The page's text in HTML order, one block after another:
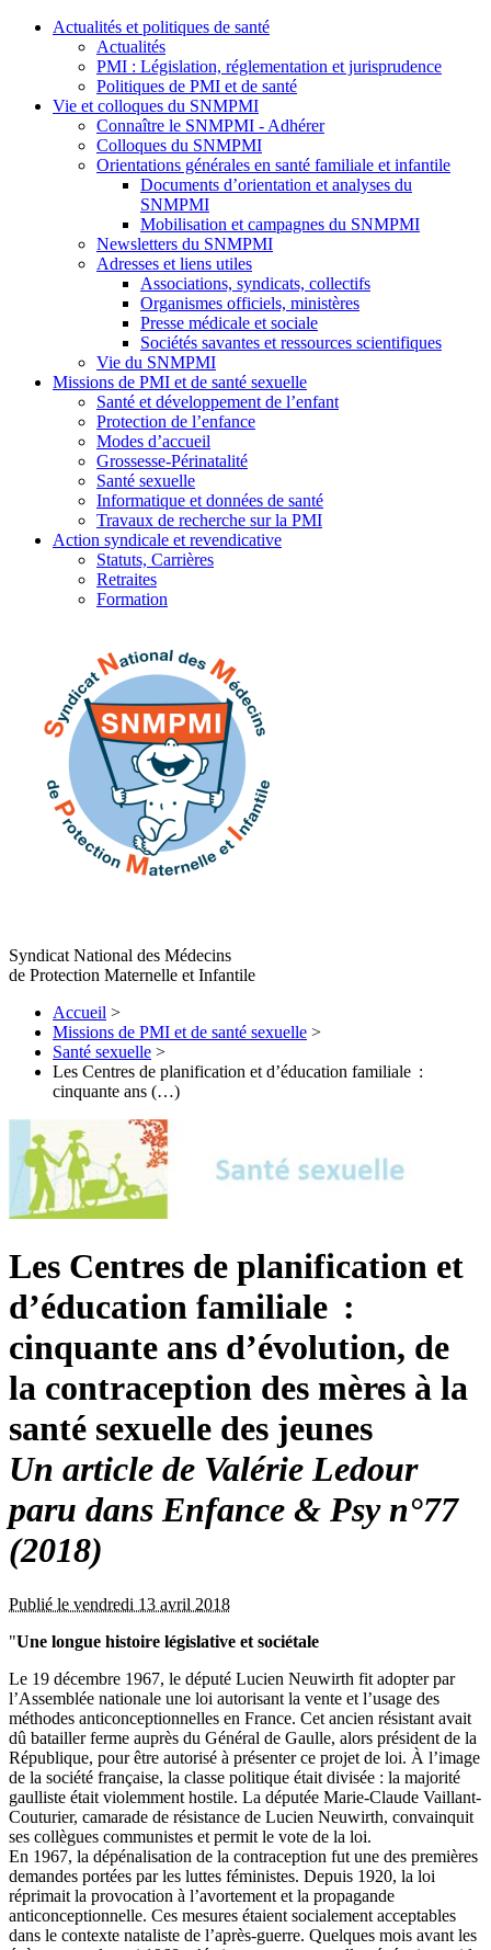
Actualités et politiques de santé
Actualités
PMI : Législation, réglementation et jurisprudence
Politiques de PMI et de santé
Vie et colloques du SNMPMI
Connaître le SNMPMI - Adhérer
Colloques du SNMPMI
Orientations générales en santé familiale et infantile
Documents d’orientation et analyses du
SNMPMI
Mobilisation et campagnes du SNMPMI
Newsletters du SNMPMI
Adresses et liens utiles
Associations, syndicats, collectifs
Organismes officiels, ministères
Presse médicale et sociale
Sociétés savantes et ressources scientifiques
Vie du SNMPMI
Missions de PMI et de santé sexuelle
Santé et développement de l’enfant
Protection de l’enfance
Modes d’accueil
Grossesse-Périnatalité
Santé sexuelle
Informatique et données de santé
Travaux de recherche sur la PMI
Action syndicale et revendicative
Statuts, Carrières
Retraites
Formation
Syndicat National des Médecins
de Protection Maternelle et Infantile
Accueil >
Missions de PMI et de santé sexuelle >
Santé sexuelle >
Les Centres de planification et d’éducation familiale :
cinquante ans (…)
Les Centres de planification et
d’éducation familiale :
cinquante ans d’évolution, de
la contraception des mères à la
santé sexuelle des jeunes
Un article de Valérie Ledour
paru dans Enfance & Psy n°77
(2018)
Publié le vendredi 13 avril 2018
"Une longue histoire législative et sociétale
Le 19 décembre 1967, le député Lucien Neuwirth fit adopter par
l’Assemblée nationale une loi autorisant la vente et l’usage des
méthodes anticonceptionnelles en France. Cet ancien résistant avait
dû batailler ferme auprès du Général de Gaulle, alors président de la
République, pour être autorisé à présenter ce projet de loi. À l’image
de la société française, la classe politique était divisée : la majorité
gaulliste était violemment hostile. La députée Marie-Claude Vaillant-
Couturier, camarade de résistance de Lucien Neuwirth, convainquit
ses collègues communistes et permit le vote de la loi.
En 1967, la dépénalisation de la contraception fut une des premières
demandes portées par les luttes féministes. Depuis 1920, la loi
réprimait la provocation à l’avortement et la propagande
anticonceptionnelle. Ces mesures étaient socialement acceptables
dans le contexte nataliste de l’après-guerre. Quelques mois avant les